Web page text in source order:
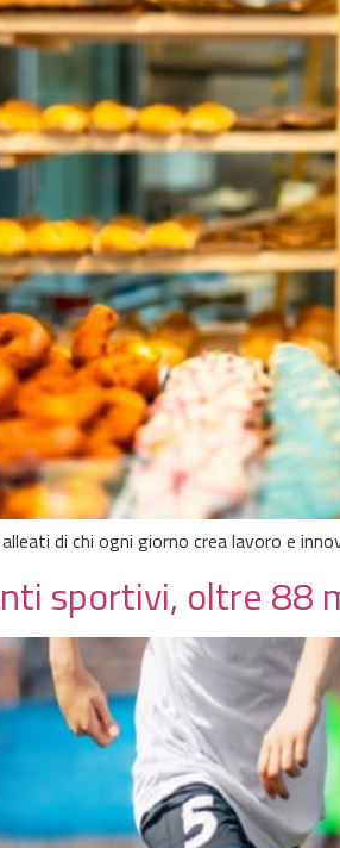
di chi ogni giorno crea lavoro e
sportivi, oltre 88